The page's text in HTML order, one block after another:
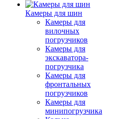
Камеры для шин
Камеры для
вилочных
погрузчиков
Камеры для
экскаватора-
погрузчика
Камеры для
фронтальных
погрузчиков
Камеры для
минипогрузчика